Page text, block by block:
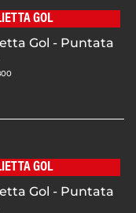
GOL
Gol - Puntata
GOL
Gol - Puntata